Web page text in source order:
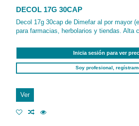
DECOL 17G 30CAP
Decol 17g 30cap de Dimefar al por mayor
para farmacias, herbolarios y tiendas. Alta
Inicia sesión para ver
Soy profesional,
Ver